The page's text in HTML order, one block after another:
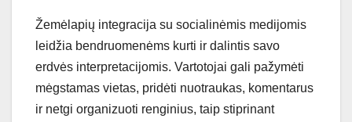
Žemėlapių integracija su socialinėmis medijomis
leidžia bendruomenėms kurti ir dalintis savo
erdvės interpretacijomis. Vartotojai gali pažymėti
mėgstamas vietas, pridėti nuotraukas, komentarus
ir netgi organizuoti renginius, taip stiprinant